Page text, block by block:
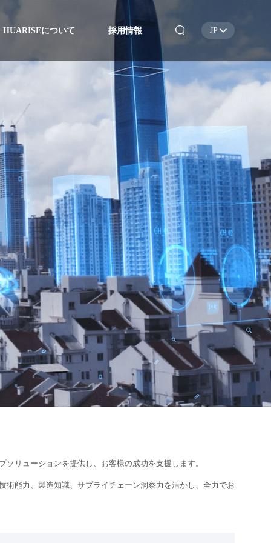
HUARISEについて 採用情報 JP
JP
リューションを提供し、お客様の成功を支援します。
術能力、製造知識、サプライチェーン洞察力を活かし、全力でお